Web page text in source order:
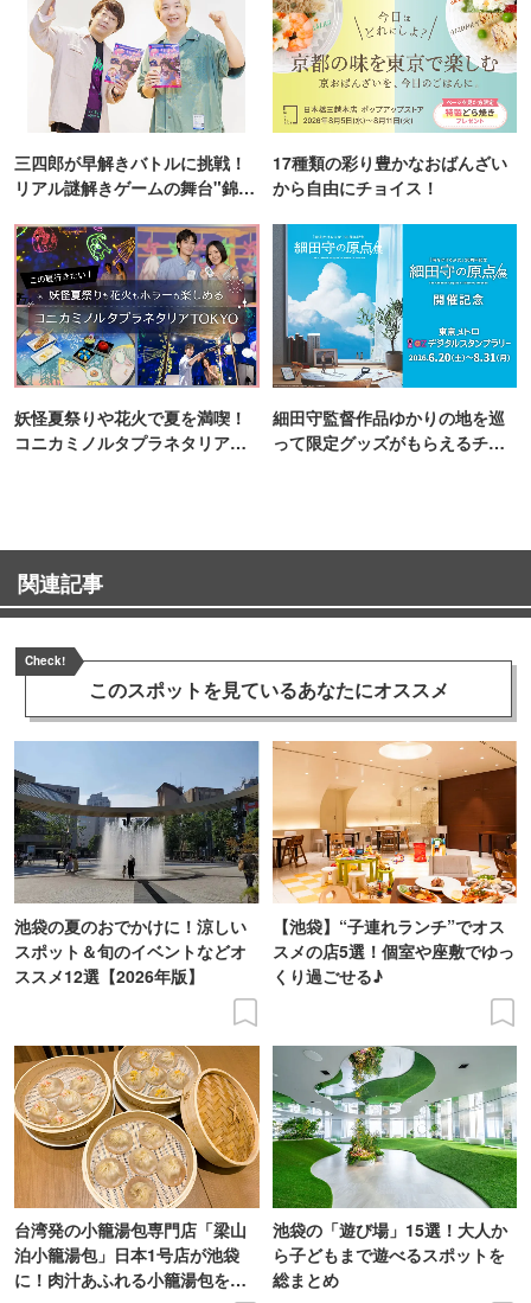
三四郎が早解きバトルに挑戦！
リアル謎解きゲームの舞台"錦糸
17種類の彩り豊かなおばんざい
から自由にチョイス！
妖怪夏祭りや花火で夏を満喫！
コニカミノルタプラネタリア
細田守監督作品ゆかりの地を巡
って限定グッズがもらえるチャ
関連記事
Check!
このスポットを見ているあなたにオススメ
池袋の夏のおでかけに！涼しい
スポット＆旬のイベントなどオ
ススメ12選【2026年版】
【池袋】“子連れランチ”でオス
スメの店5選！個室や座敷でゆっ
くり過ごせる♪
台湾発の小籠湯包専門店「梁山
泊小籠湯包」日本1号店が池袋
に！肉汁あふれる小籠湯包を実
池袋の「遊び場」15選！大人か
ら子どもまで遊べるスポットを
総まとめ